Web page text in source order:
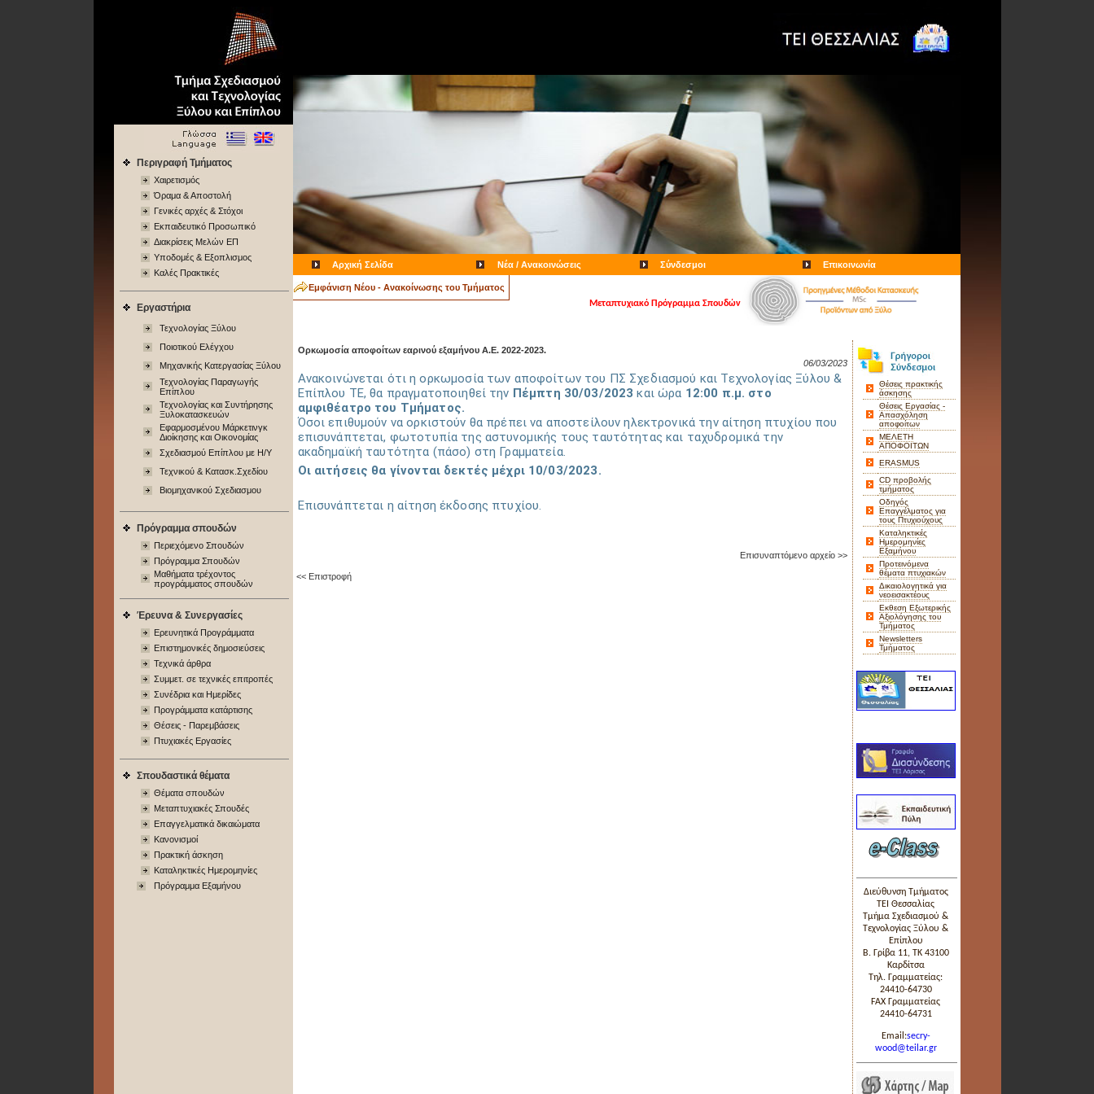
Περιγραφή Τμήματος
Χαιρετισμός
Όραμα & Αποστολή
Γενικές αρχές & Στόχοι
Εκπαιδευτικό Προσωπικό
Διακρίσεις Μελών ΕΠ
Υποδομές & Εξοπλισμος
Καλές Πρακτικές
Εργαστήρια
Τεχνολογίας Ξύλου
Ποιοτικού Ελέγχου
Μηχανικής Κατεργασίας Ξύλου
Τεχνολογίας Παραγωγής
Επίπλου
Τεχνολογίας και Συντήρησης
Ξυλοκατασκευών
Εφαρμοσμένου Μάρκετινγκ
Διοίκησης και Οικονομίας
Σχεδιασμού Επίπλου με Η/Υ
Τεχνικού & Κατασκ.Σχεδίου
Βιομηχανικού Σχεδιασμου
Πρόγραμμα σπουδών
Περιεχόμενo Σπουδών
Πρόγραμμα Σπουδών
Μαθήματα τρέχοντος
προγράμματος σπουδών
Έρευνα & Συνεργασίες
Ερευνητικά Προγράμματα
Επιστημονικές δημοσιεύσεις
Τεχνικά άρθρα
Συμμετ. σε τεχνικές επιτροπές
Συνέδρια και Ημερίδες
Προγράμματα κατάρτισης
Θέσεις - Παρεμβάσεις
Πτυχιακές Εργασίες
Σπουδαστικά θέματα
Θέματα σπουδών
Μεταπτυχιακές Σπουδές
Επαγγελματικά δικαιώματα
Κανονισμοί
Πρακτική άσκηση
Καταληκτικές Ημερομηνίες
Πρόγραμμα Εξαμήνου
Αρχική Σελίδα Νέα / Ανακοινώσεις Σύνδεσμοι Επικοινωνία
Εμφάνιση Νέου - Ανακοίνωσης του Τμήματος
Μεταπτυχιακό Πρόγραμμα Σπουδών
Ορκωμοσία αποφοίτων εαρινού εξαμήνου Α.Ε. 2022-2023.
06/03/2023
Ανακοινώνεται ότι η ορκωμοσία των αποφοίτων του ΠΣ Σχεδιασμού και Τεχνολογίας Ξύλου &
Επίπλου ΤΕ, θα πραγματοποιηθεί την Πέμπτη 30/03/2023 και ώρα 12:00 π.μ. στο
αμφιθέατρο του Τμήματος.
Όσοι επιθυμούν να ορκιστούν θα πρέπει να αποστείλουν ηλεκτρονικά την αίτηση πτυχίου που
επισυνάπτεται, φωτοτυπία της αστυνομικής τους ταυτότητας και ταχυδρομικά την
ακαδημαϊκή ταυτότητα (πάσο) στη Γραμματεία.
Οι αιτήσεις θα γίνονται δεκτές μέχρι 10/03/2023.
Επισυνάπτεται η αίτηση έκδοσης πτυχίου.
Επισυναπτόμενο αρχείο >>
<< Επιστροφή
Θέσεις πρακτικής
άσκησης
Θέσεις Εργασίας -
Απασχόληση
αποφοίτων
ΜΕΛΕΤΗ
ΑΠΟΦΟΙΤΩΝ
ERASMUS
CD προβολής
τμήματος
Οδηγός
Επαγγέλματος για
τους Πτυχιούχους
Καταληκτικές
Ημερομηνίες
Εξαμήνου
Προτεινόμενα
θέματα πτυχιακών
Δικαιολογητικά για
νεοεισακτέους
Εκθεση Εξωτερικής
Αξιολόγησης του
Τμήματος
Newsletters
Τμήματος
Διεύθυνση Τμήματος
ΤΕΙ Θεσσαλίας
Τμήμα Σχεδιασμού &
Τεχνολογίας Ξύλου &
Επίπλου
Β. Γρίβα 11, ΤΚ 43100
Καρδίτσα
Τηλ. Γραμματείας:
24410-64730
FAX Γραμματείας
24410-64731
Email:secry-
wood@teilar.gr